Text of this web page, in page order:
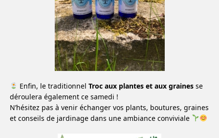
Enfin, le traditionnel Troc aux plantes et aux grainesse
déroulera également ce samedi !
N’hésitez pas à venir échanger vos plants, boutures, graines
et conseils de jardinage dans une ambiance conviviale